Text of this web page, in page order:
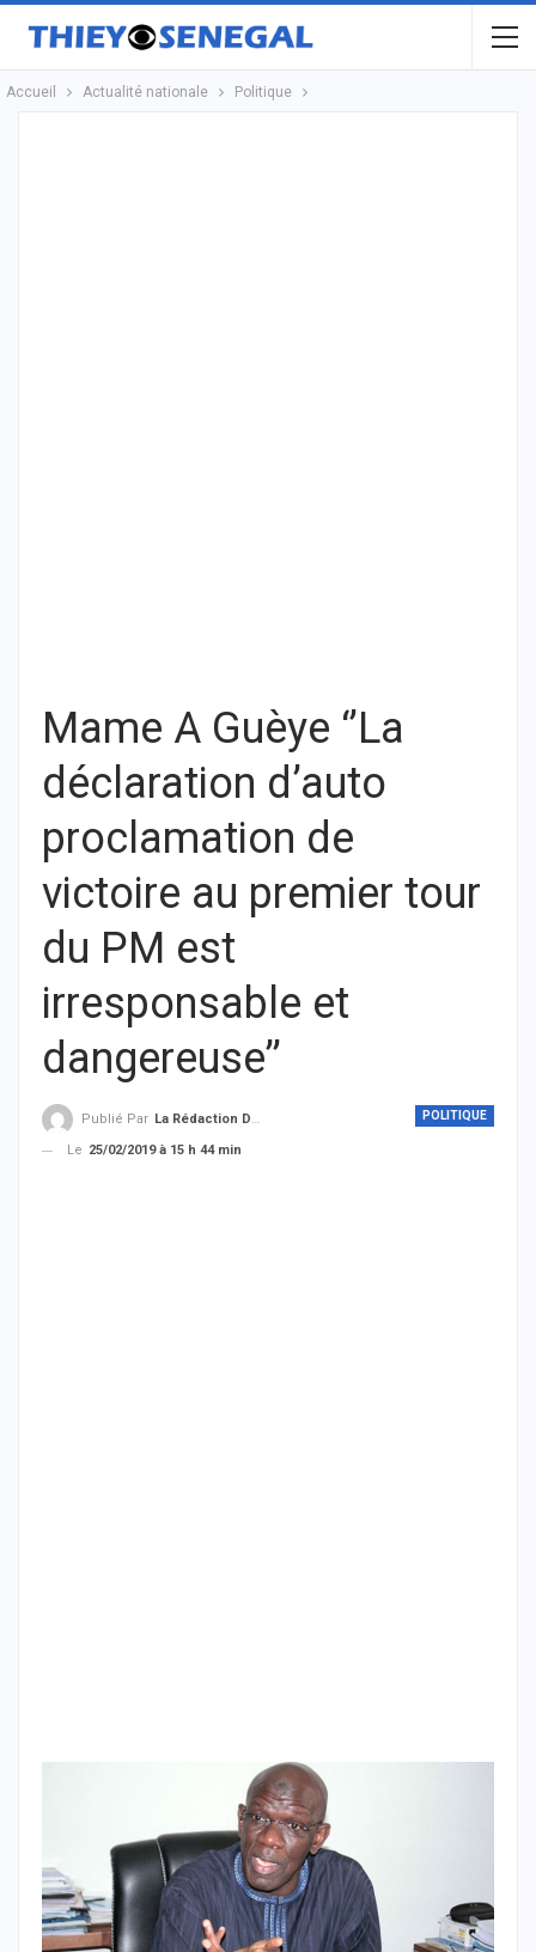
Accueil Actualité nationale Politique
Mame A Guèye ‘’La
déclaration d’auto
proclamation de
victoire au premier tour
du PM est
irresponsable et
dangereuse’’
POLITIQUE
Publié Par La Rédaction De THIEYSENEGAL.com
Le 25/02/2019 à 15 h 44 min